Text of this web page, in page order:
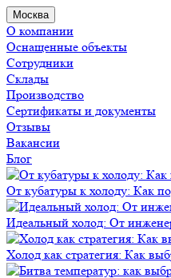
Москва
О компании
Оснащенные объекты
Сотрудники
Склады
Производство
Сертификаты и документы
Отзывы
Вакансии
Блог
От кубатуры к холоду: Как
Идеальный холод: От
Холод как стратегия: Как